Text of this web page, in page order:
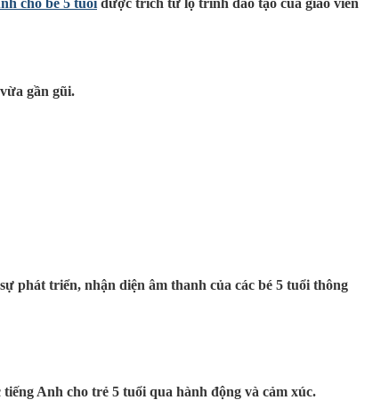
gần gũi.
phát triển, nhận diện âm thanh của các bé 5 tuổi thông
Anh cho trẻ 5 tuổi qua hành động và cảm xúc.